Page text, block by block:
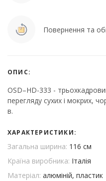
Повернення та
ОПИС:
OSD–HD-333 -
перегляду сухих і мокрих,
в.
ХАРАКТЕРИСТИКИ:
Загальна ширина: 116 см
Країна виробника: Італія
Матеріал: алюміній, пластик